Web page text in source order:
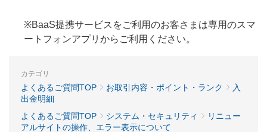
※BaaS提携サービスをご利用のお客さまは専用のスマ
ートフォンアプリからご利用ください。
カテゴリ
よくあるご質問TOP お取引内容・ポイント・ランク
入
出金明細
よくあるご質問TOP
システム・セキュリティ
リニュー
アルサイトの操作、エラー表示について